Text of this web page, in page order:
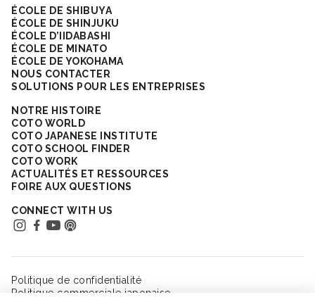
ÉCOLE DE SHIBUYA
ÉCOLE DE SHINJUKU
ÉCOLE D’IIDABASHI
ÉCOLE DE MINATO
ÉCOLE DE YOKOHAMA
NOUS CONTACTER
SOLUTIONS POUR LES ENTREPRISES
NOTRE HISTOIRE
COTO WORLD
COTO JAPANESE INSTITUTE
COTO SCHOOL FINDER
COTO WORK
ACTUALITÉS ET RESSOURCES
FOIRE AUX QUESTIONS
CONNECT WITH US
Politique de confidentialité
Politique commerciale japonaise